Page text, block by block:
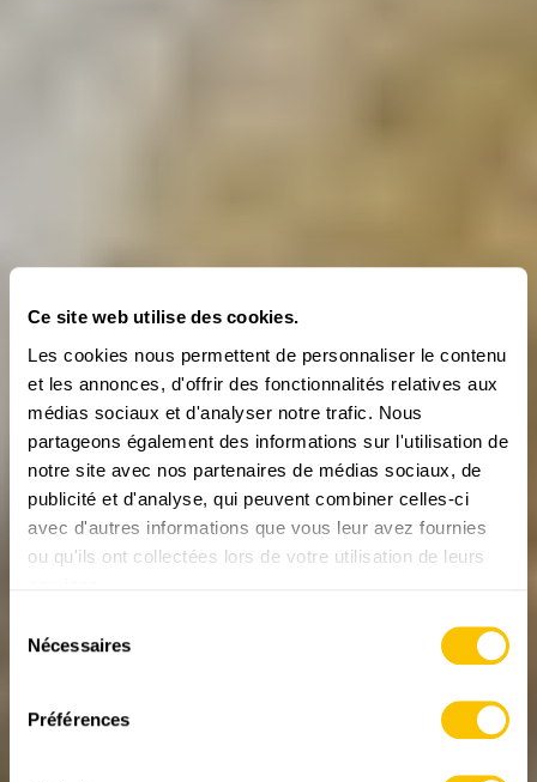
Ce site web utilise des cookies.
Les cookies nous permettent de personnaliser le contenu
et les annonces, d'offrir des fonctionnalités relatives aux
médias sociaux et d'analyser notre trafic. Nous
partageons également des informations sur l'utilisation de
notre site avec nos partenaires de médias sociaux, de
publicité et d'analyse, qui peuvent combiner celles-ci
avec d'autres informations que vous leur avez fournies
ou qu'ils ont collectées lors de votre utilisation de leurs
Nécessaires
Préférences
REPORTAGES SUR LA RANDONNÉE
De la roche à la
D’abord extrait couche par couche à l’aide de pelles
quartzeux gris est exploité à Guber, au-dessus